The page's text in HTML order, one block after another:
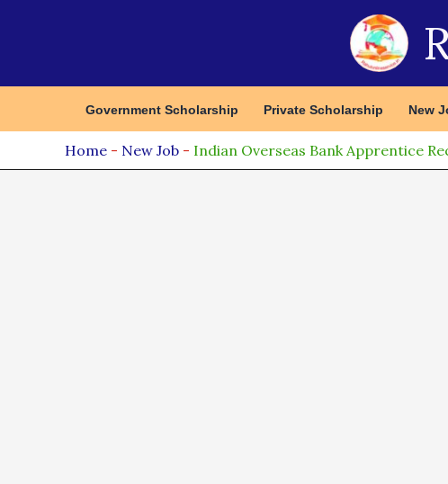
Government Scholarship Private Scholarship New
Home - New Job - Indian Overseas Bank Apprentice